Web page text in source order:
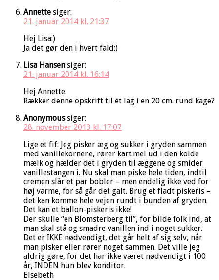
Annette siger:
21. januar 2014 kl. 21:37
Hej Lisa:)
Ja det gør den i hvert fald:)
Lisa Hansen siger:
21. januar 2014 kl. 16:14
Hej Annette.
Rækker denne opskrift til ét lag i en 20 cm. rund kage?
Anonymous siger:
28. november 2013 kl. 17:07
Lige et fif: Jeg pisker æg og sukker i gryden sammen
med vanillekornene, rører kart.mel ud i den kolde
mælk og hælder det i gryden til æggene og smider
vanillestangen i. Nu skal man piske hele tiden, indtil
cremen slår et par bobler – men endelig ikke ved for
høj varme, for så går det galt. Brug et fladt piskeris –
det kan komme hele vejen rundt i bunden af gryden.
Det kan et ballon-piskeris ikke!
Der skulle “en Blomsterberg til”, for bilde folk ind, at
man skal stå og smadre vanillen ind i noget sukker.
Det er IKKE nødvendigt, det går helt af sig selv, når
man pisker eller rører noget sammen. Det ville jeg
aldrig gøre, for det har ikke været nødvendigt i 100
år, INDEN hun blev konditor.
Elsebeth